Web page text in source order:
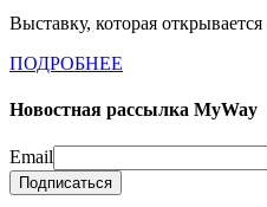
Выставку, которая
ПОДРОБНЕЕ
Новостная рассылка MyWay
Email